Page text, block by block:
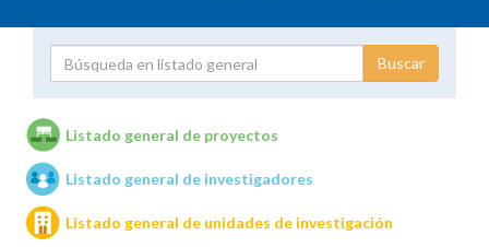
Unidades de investigación
Listado general de proyectos
Listado general de investigadores
Listado general de unidades de investigación